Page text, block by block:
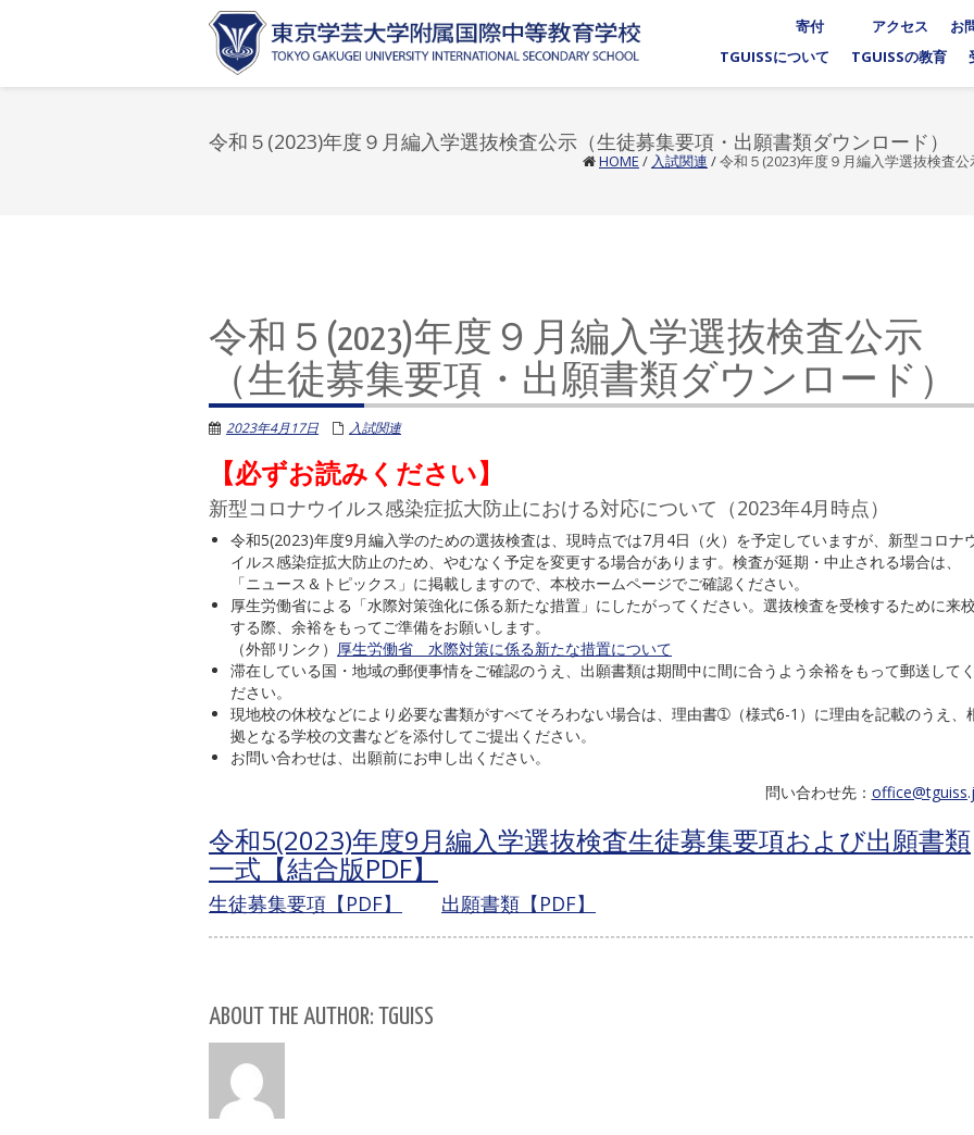
寄付 アクセス お
TGUISSについて
TGUISSの教育
令和５(2023)年度９月編入学選抜検査公示（生徒募集要項・出願書類ダウンロード）
HOME / 入試関連 /令和５(2023)年度９月編入学選抜検査
令和５(2023)年度９月編入学選抜検査公示
（生徒募集要項・出願書類ダウンロード）
2023年4月17日 入試関連
【必ずお読みください】
新型コロナウイルス感染症拡大防止における対応について（2023年4月時点）
令和5(2023)年度9月編入学のための選抜検査は、現時点では7月4日（火）を予定していますが、新型コロナ
イルス感染症拡大防止のため、やむなく予定を変更する場合があります。検査が延期・中止される場合は、
「ニュース＆トピックス」に掲載しますので、本校ホームページでご確認ください。
厚生労働省による「水際対策強化に係る新たな措置」にしたがってください。選抜検査を受検するために来校
する際、余裕をもってご準備をお願いします。
（外部リンク） 厚生労働省 水際対策に係る新たな措置について
滞在している国・地域の郵便事情をご確認のうえ、出願書類は期間中に間に合うよう余裕をもって郵送してく
ださい。
現地校の休校などにより必要な書類がすべてそろわない場合は、理由書➀（様式6-1）に理由を記載のうえ、
拠となる学校の文書などを添付してご提出ください。
お問い合わせは、出願前にお申し出ください。
問い合わせ先：
令和5(2023)年度9月編入学選抜検査生徒募集要項および出願書類
一式【結合版PDF】
生徒募集要項【PDF】 出願書類【PDF】
ABOUT THE AUTHOR: TGUISS